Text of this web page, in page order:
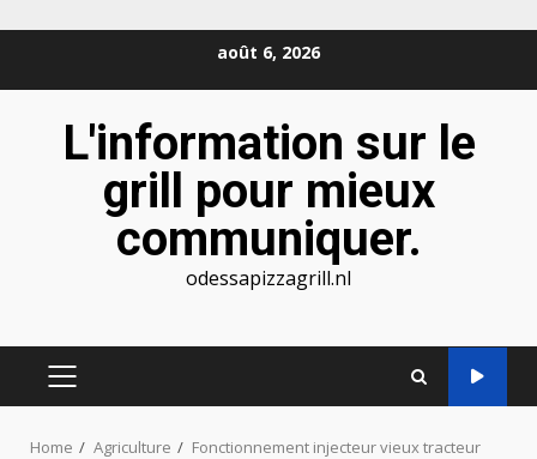
août 6, 2026
L'information sur le
grill pour mieux
communiquer.
odessapizzagrill.nl
PRIMARY
Home Agriculture Fonctionnement injecteur vieux tracteur